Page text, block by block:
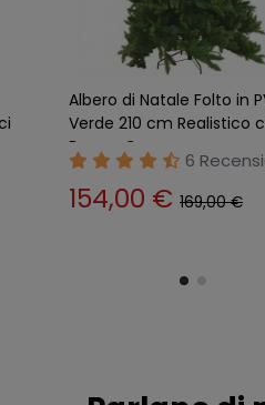
Luci di Natale a Led
Decorazione con 180
Bianco Freddo Cavo 8 mt
22
32,89 €37,90 €